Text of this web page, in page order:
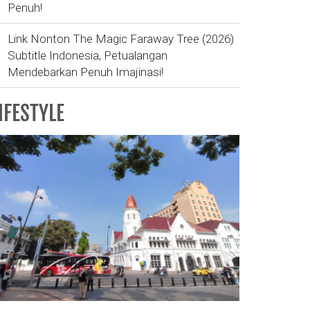
Penuh!
Link Nonton The Magic Faraway Tree (2026)
Subtitle Indonesia, Petualangan
Mendebarkan Penuh Imajinasi!